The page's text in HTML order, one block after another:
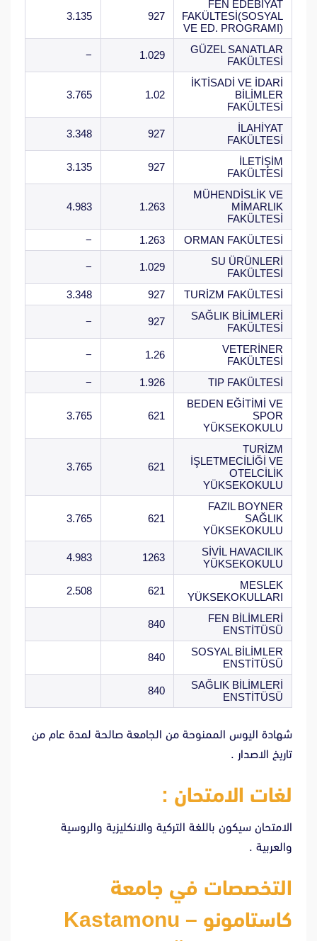
FEN EDEBİYAT
FAKÜLTESİ(SOSYAL
VE ED. PROGRAMI)
927
3.135
GÜZEL SANATLAR
FAKÜLTESİ
1.029
−
İKTİSADİ VE İDARİ
BİLİMLER
FAKÜLTESİ
1.02
3.765
İLAHİYAT
FAKÜLTESİ
927
3.348
İLETİŞİM
FAKÜLTESİ
927
3.135
MÜHENDİSLİK VE
MİMARLIK
FAKÜLTESİ
1.263
4.983
ORMAN FAKÜLTESİ
1.263
−
SU ÜRÜNLERİ
FAKÜLTESİ
1.029
−
TURİZM FAKÜLTESİ
927
3.348
SAĞLIK BİLİMLERİ
FAKÜLTESİ
927
−
VETERİNER
FAKÜLTESİ
1.26
−
TIP FAKÜLTESİ
1.926
−
BEDEN EĞİTİMİ VE
SPOR
YÜKSEKOKULU
621
3.765
TURİZM
İŞLETMECİLİĞİ VE
OTELCİLİK
YÜKSEKOKULU
621
3.765
FAZIL BOYNER
SAĞLIK
YÜKSEKOKULU
621
3.765
SİVİL HAVACILIK
YÜKSEKOKULU
1263
4.983
MESLEK
YÜKSEKOKULLARI
621
2.508
FEN BİLİMLERİ
ENSTİTÜSÜ
840
SOSYAL BİLİMLER
ENSTİTÜSÜ
840
SAĞLIK BİLİMLERİ
ENSTİTÜSÜ
840
شهادة اليوس الممنوحة من الجامعة صالحة لمدة عام من
تاريخ الاصدار .
لغات الامتحان :
الامتحان سيكون باللغة التركية والانكليزية والروسية
والعربية .
التخصصات في جامعة
كاستامونو – Kastamonu